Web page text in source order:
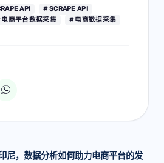
API
# SCRAPE API
电商平台数据采集 # 电商数据采集
尼，数据分析如何助力电商平台的发